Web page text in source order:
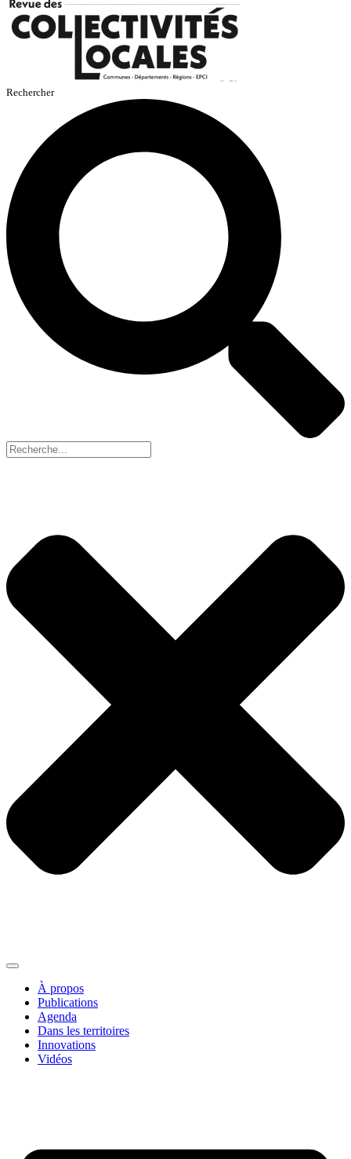
Rechercher
À propos
Publications
Agenda
Dans les territoires
Innovations
Vidéos